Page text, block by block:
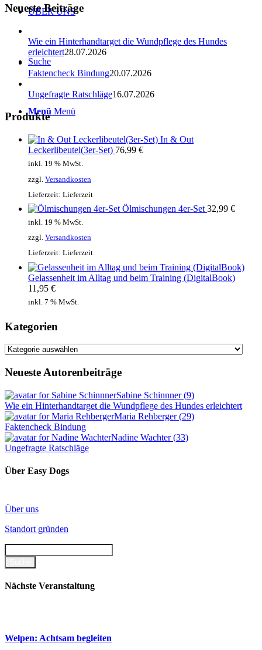
ÜBER UNS
Suche
Menü Menü
Neueste Beiträge
Wie ein Hinterhandtarget die Wundpflege des Hundes
erleichtert28.07.2026
Faktencheck Bindung20.07.2026
Ungefragte Ratschläge16.07.2026
Produkte
In & Out
Leckerlibeutel(3er-Set) 76,99 €
inkl. 19 % MwSt.
zzgl. Versandkosten
Lieferzeit: Lieferzeit
Ölmischungen 4er-Set 32,99 €
inkl. 19 % MwSt.
zzgl. Versandkosten
Lieferzeit: Lieferzeit
Gelassenheit im Alltag und beim Training (DigitalBook)
11,95 €
inkl. 7 % MwSt.
Kategorien
Kategorien
Neueste Autorenbeiträge
Sabine Schinnner(9)
Wie ein Hinterhandtarget die Wundpflege des Hundes erleichtert
Maria Rehberger(29)
Faktencheck Bindung
Nadine Wachter(33)
Ungefragte Ratschläge
Über Easy Dogs
Über uns
Standort gründen
Nächste Veranstaltung
Welpen: Achtsam begleiten